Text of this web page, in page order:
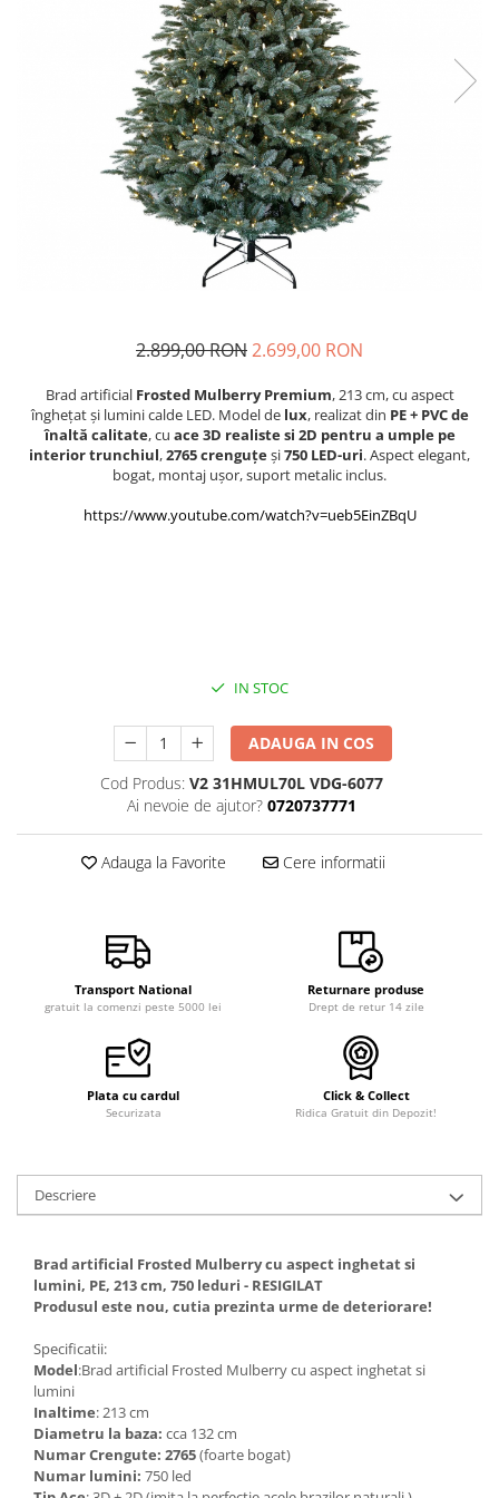
2.899,00 RON2.699,00 RON
Brad artificial Frosted Mulberry Premium, 213 cm, cu aspect
înghețat și lumini calde LED. Model de lux, realizat din PE + PVC de
înaltă calitate, cu ace 3D realiste si 2D pentru a umple pe
interior trunchiul,2765 crenguțeși750 LED-uri. Aspect elegant,
bogat, montaj ușor, suport metalic inclus.
https://www.youtube.com/watch?v=ueb5EinZBqU
IN STOC
ADAUGA IN COS
Cod Produs: V2 31HMUL70L VDG-6077
Ai nevoie de ajutor? 0720737771
Adauga la Favorite Cere informatii
Transport National
gratuit la comenzi peste 5000 lei
Returnare produse
Drept de retur 14 zile
Plata cu cardul
Securizata
Click & Collect
Ridica Gratuit din Depozit!
Descriere
Brad artificial Frosted Mulberry cu aspect inghetat si
lumini, PE, 213 cm, 750 leduri - RESIGILAT
Produsul este nou, cutia prezinta urme de deteriorare!
Specificatii:
Model:Brad artificial Frosted Mulberry cu aspect inghetat si
lumini
Inaltime: 213 cm
Diametru la baza: cca 132 cm
Numar Crengute: 2765(foarte bogat)
Numar lumini: 750 led